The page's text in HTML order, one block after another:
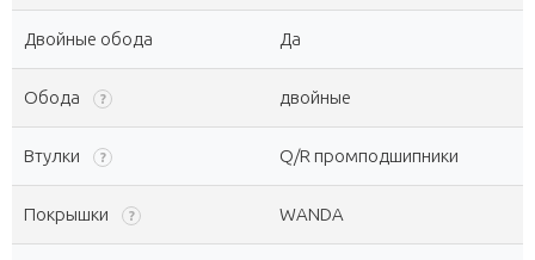
Двойные обода Да
Обода ? двойные
Втулки ? Q/R промподшипники
Покрышки ? WANDA